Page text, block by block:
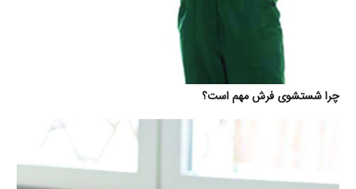
چرا شستشوی فرش مهم است؟